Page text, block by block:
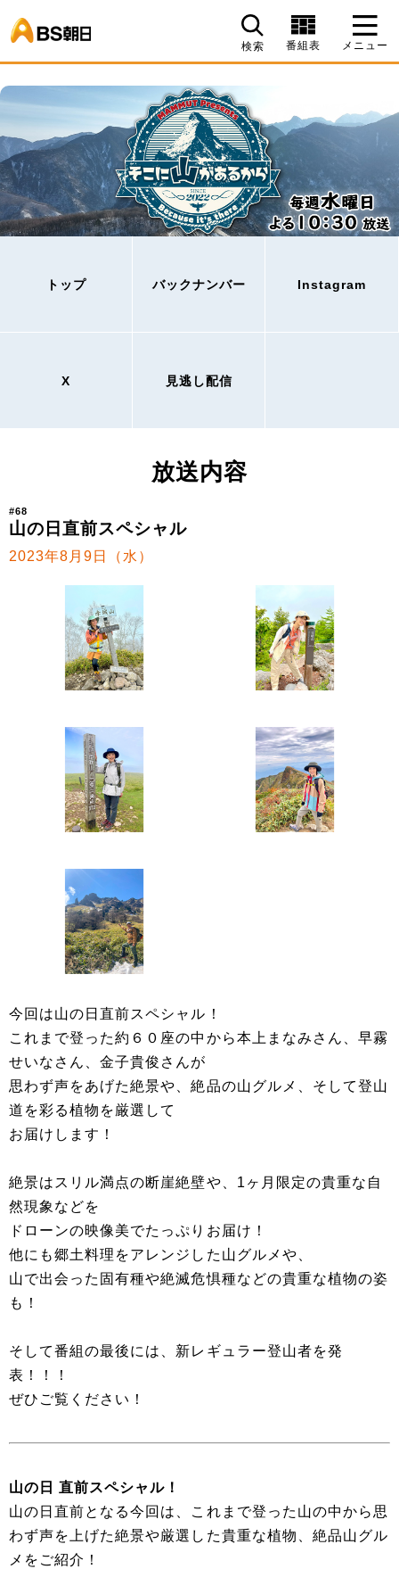
検索 番組表 メニュー
トップ バックナンバー Instagram
X 見逃し配信
放送内容
#68
山の日直前スペシャル
2023年8月9日（水）
今回は山の日直前スペシャル！
これまで登った約６０座の中から本上まなみさん、早霧
せいなさん、金子貴俊さんが
思わず声をあげた絶景や、絶品の山グルメ、そして登山
道を彩る植物を厳選して
お届けします！
絶景はスリル満点の断崖絶壁や、1ヶ月限定の貴重な自
然現象などを
ドローンの映像美でたっぷりお届け！
他にも郷土料理をアレンジした山グルメや、
山で出会った固有種や絶滅危惧種などの貴重な植物の姿
も！
そして番組の最後には、新レギュラー登山者を発
表！！！
ぜひご覧ください！
山の日 直前スペシャル！
山の日直前となる今回は、これまで登った山の中から思
わず声を上げた絶景や厳選した貴重な植物、絶品山グル
メをご紹介！